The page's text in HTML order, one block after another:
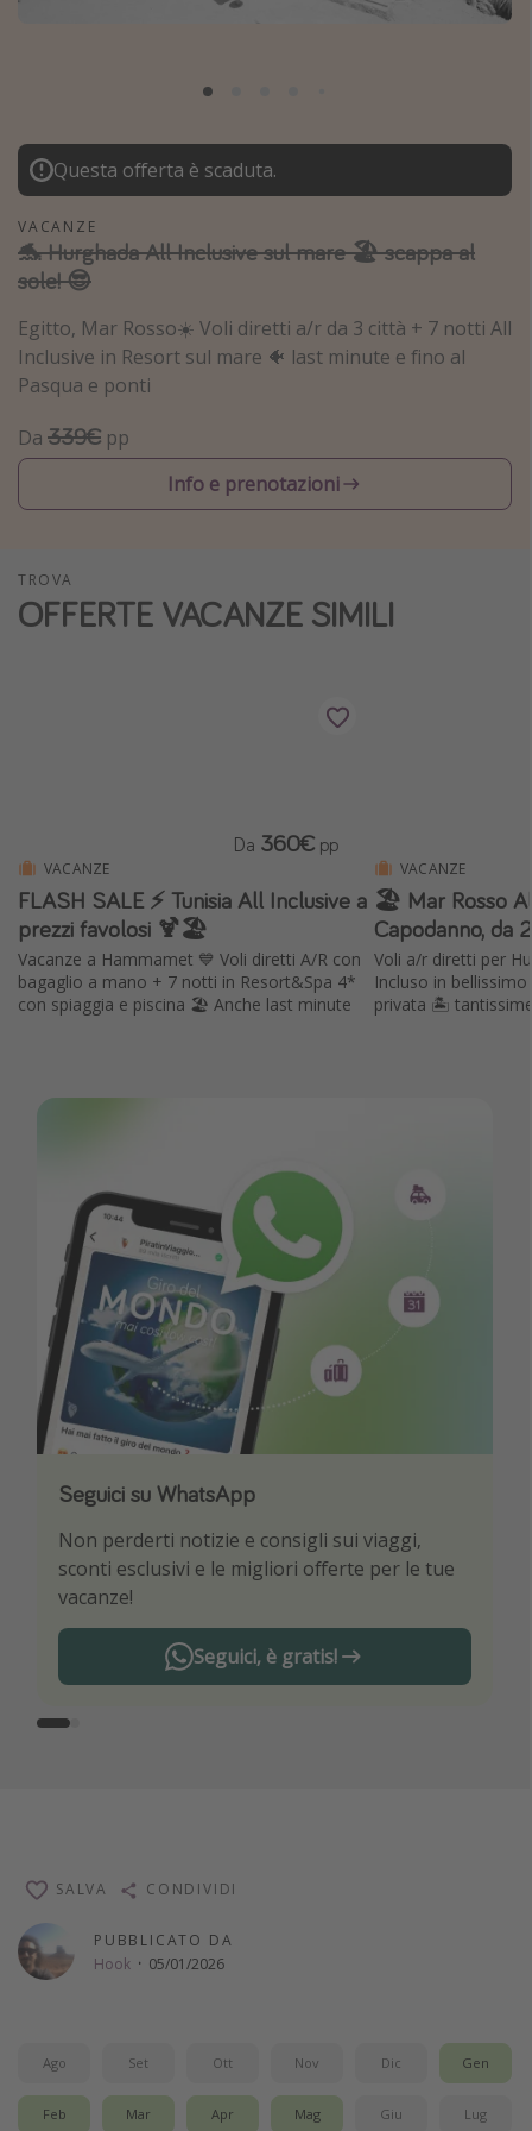
Tunisia
Malta
Canarie
Capo Verde
Tipo di vacanza
Vacanze last minute
Vacanze estate 2026
Vacanze di Pasqua 2026
Vacanze al mare
Città più visitate
Questa offerta è scaduta.
VACANZE
🐬 Hurghada All Inclusive sul mare 🏖 scappa al
sole! 😎
Egitto, Mar Rosso☀️ Voli diretti a/r da 3 città + 7 notti All
Inclusive in Resort sul mare 🐠 last minute e fino al
Pasqua e ponti
Da 339€ pp
Info e prenotazioni
TROVA
OFFERTE VACANZE SIMILI
VACANZE
FLASH SALE ⚡️ Tunisia All Inclusive a
prezzi favolosi 🍹🏖️
Vacanze a Hammamet 💙 Voli diretti A/R con
bagaglio a mano + 7 notti in Resort&Spa 4*
con spiaggia e piscina 🏖️ Anche last minute
Da 360€ pp
VACANZE
🏖 Mar Rosso
Voli a/r diretti per
Incluso in
privata 🏝️
Seguici su WhatsApp
Non perderti notizie e consigli sui viaggi,
sconti esclusivi e le migliori offerte per le tue
vacanze!
Seguici, è gratis!
Scarica la nostra App
Sii il primo a conoscere le migliori offerte di
viaggio
PUBBLICATO DA
Hook · 05/01/2026
SALVA CONDIVIDI
Ago Set Ott Nov Dic Gen
Feb Mar Apr Mag Giu Lug